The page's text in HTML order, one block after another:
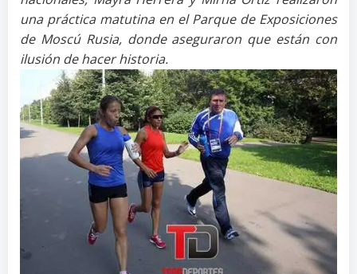
una práctica matutina en el Parque de Exposiciones
de Moscú Rusia, donde aseguraron que están con
ilusión de hacer historia.